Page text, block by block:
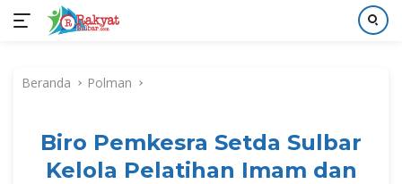
kontenBeranda Polman
Biro Pemkesra Setda Sulbar
Kelola Pelatihan Imam dan